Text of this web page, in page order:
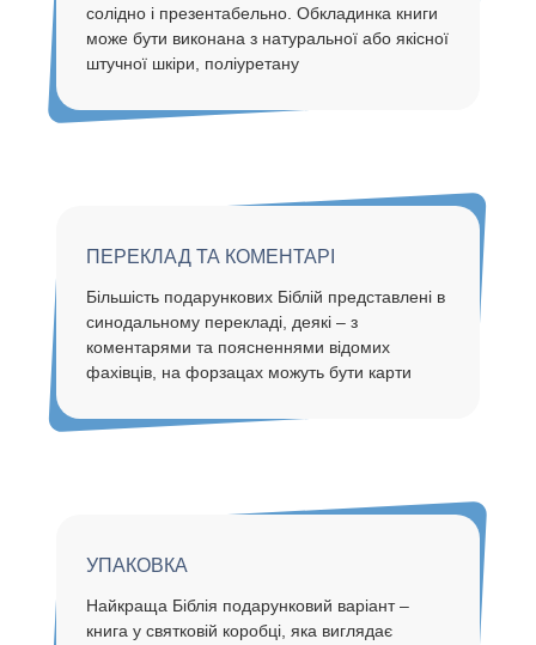
солідно і презентабельно. Обкладинка книги
може бути виконана з натуральної або якісної
штучної шкіри, поліуретану
ПЕРЕКЛАД ТА КОМЕНТАРІ
Більшість подарункових Біблій представлені в
синодальному перекладі, деякі – з
коментарями та поясненнями відомих
фахівців, на форзацах можуть бути карти
УПАКОВКА
Найкраща Біблія подарунковий варіант –
книга у святковій коробці, яка виглядає